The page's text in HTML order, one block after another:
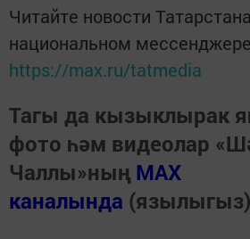
Читайте новости
национальном
https://max.ru/tatmedia
Тагы да кызыклырак
фото һәм видеолар
Чаллы»ның MAX
каналында